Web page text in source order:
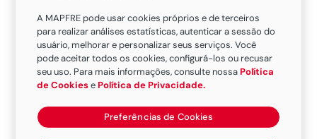
componentes fundamentais dentro do
veículo e, para evitar avarias, seu nível
deve ser sempre adequado.
útil do seu carro
A MAPFRE pode usar cookies próprios e de terceiros
para realizar análises estatísticas, autenticar a sessão do
usuário, melhorar e personalizar seus serviços. Você
pode aceitar todos os cookies, configurá-los ou recusar
seu uso. Para mais informações, consulte nossaPolítica
de CookiesePolítica de Privacidade.
Preferências de Cookies